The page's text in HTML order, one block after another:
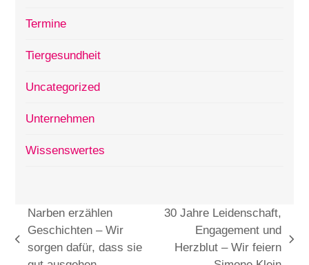
Termine
Tiergesundheit
Uncategorized
Unternehmen
Wissenswertes
vorheriger
Narben erzählen
Geschichten – Wir
sorgen dafür, dass sie
Nächster
30 Jahre Leidenschaft,
Engagement und
Herzblut – Wir feiern